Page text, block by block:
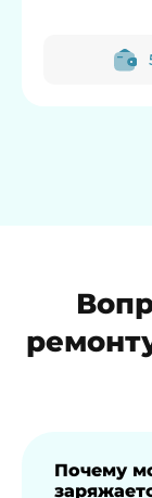
Почему